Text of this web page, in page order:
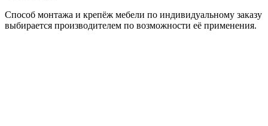
Способ монтажа и крепёж мебели по индивидуальному заказу
выбирается производителем по возможности её применения.